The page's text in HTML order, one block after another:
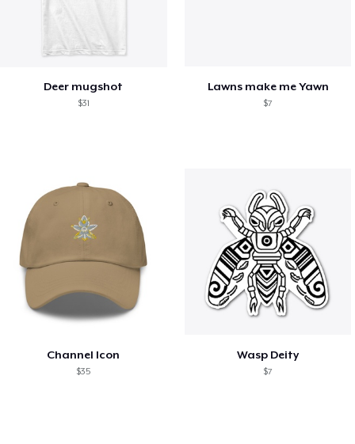
Deer mugshot
$31
Lawns make me Yawn
$7
Channel Icon
$35
Wasp Deity
$7